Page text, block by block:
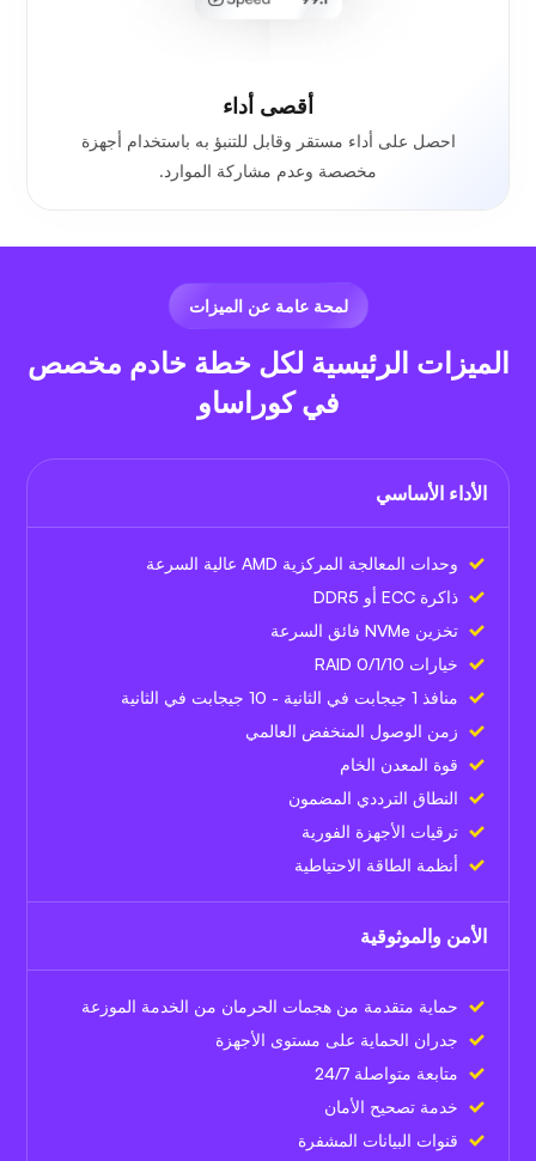
أقصى أداء
احصل على أداء مستقر وقابل للتنبؤ به باستخدام أجهزة
مخصصة وعدم مشاركة الموارد.
لمحة عامة عن الميزات
الميزات الرئيسية لكل خطة خادم مخصص
في كوراساو
الأداء الأساسي
وحدات المعالجة المركزية AMD عالية السرعة
ذاكرة ECC أو DDR5
تخزين NVMe فائق السرعة
خيارات RAID 0/1/10
منافذ 1 جيجابت في الثانية - 10 جيجابت في الثانية
زمن الوصول المنخفض العالمي
قوة المعدن الخام
النطاق الترددي المضمون
ترقيات الأجهزة الفورية
أنظمة الطاقة الاحتياطية
الأمن والموثوقية
حماية متقدمة من هجمات الحرمان من الخدمة الموزعة
جدران الحماية على مستوى الأجهزة
متابعة متواصلة 24/7
خدمة تصحيح الأمان
قنوات البيانات المشفرة